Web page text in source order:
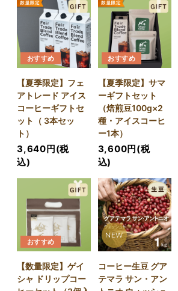
おすすめ
【夏季限定】フェ
アトレード アイス
コーヒーギフトセ
ット（ 3本セッ
ト）
3,640円(税
込)
おすすめ
【夏季限定】サマ
ーギフトセット
（焙煎豆100g×2
種・アイスコーヒ
ー1本）
3,600円(税
込)
おすすめ
【数量限定】ゲイ
シャ ドリップコー
NEW
コーヒー生豆 グア
テマラ サン・アン